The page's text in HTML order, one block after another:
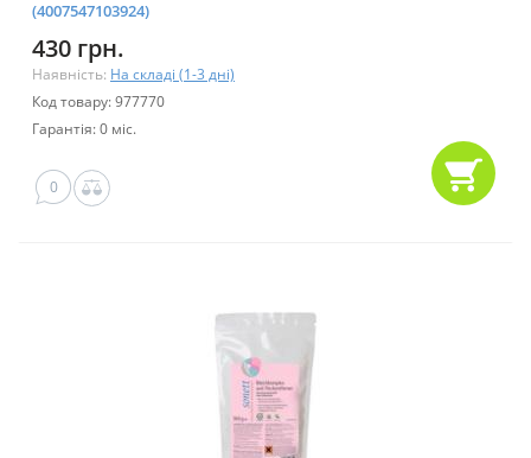
(4007547103924)
430 грн.
Наявність: На складі (1-3 дні)
Код товару: 977770
Гарантія: 0 міс.
0